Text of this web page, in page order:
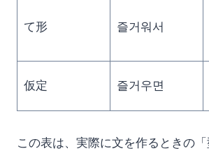
て形 즐거워서
仮定 즐거우면
この表は、実際に文を作るときの